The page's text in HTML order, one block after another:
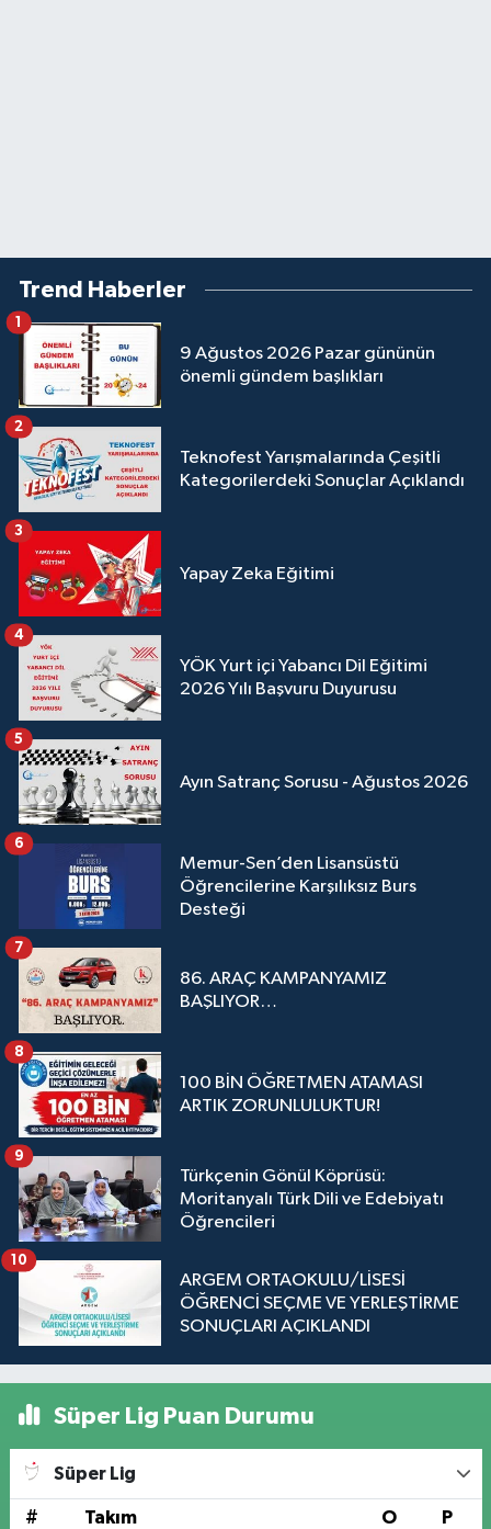
Trend Haberler
9 Ağustos 2026 Pazar gününün
önemli gündem başlıkları
1
Teknofest Yarışmalarında Çeşitli
Kategorilerdeki Sonuçlar Açıklandı
2
Yapay Zeka Eğitimi
3
YÖK Yurt içi Yabancı Dil Eğitimi
2026 Yılı Başvuru Duyurusu
4
Ayın Satranç Sorusu - Ağustos 2026
5
Memur-Sen’den Lisansüstü
Öğrencilerine Karşılıksız Burs
Desteği
6
86. ARAÇ KAMPANYAMIZ
BAŞLIYOR…
7
100 BİN ÖĞRETMEN ATAMASI
ARTIK ZORUNLULUKTUR!
8
Türkçenin Gönül Köprüsü:
Moritanyalı Türk Dili ve Edebiyatı
Öğrencileri
9
ARGEM ORTAOKULU/LİSESİ
ÖĞRENCİ SEÇME VE YERLEŞTİRME
SONUÇLARI AÇIKLANDI
10
Süper Lig Puan Durumu
Süper Lig
# Takım O P